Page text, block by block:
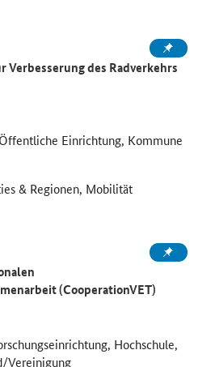
Verbesserung des Radverkehrs
Einrichtung, Kommune
& Regionen, Mobilität
(CooperationVET)
Hochschule,
Vereinigung